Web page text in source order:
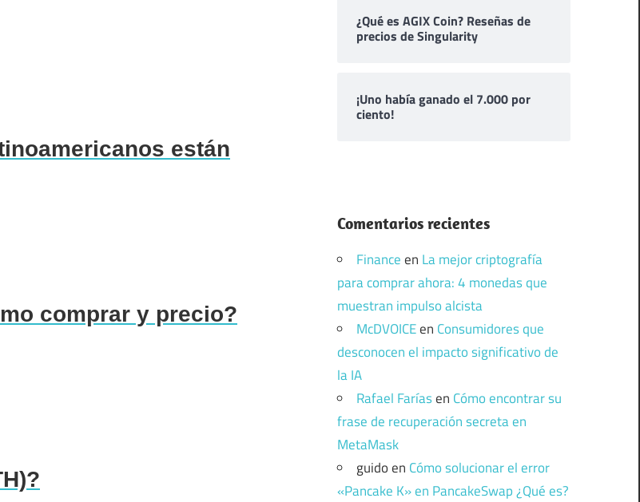
están
comprar y precio?
¿Qué es AGIX Coin? Reseñas de
precios de Singularity
¡Uno había ganado el 7.000 por
ciento!
Comentarios recientes
Financeen La mejor criptografía
para comprar ahora: 4 monedas que
muestran impulso alcista
McDVOICEen Consumidores que
desconocen el impacto significativo de
la IA
Rafael Faríasen Cómo encontrar su
frase de recuperación secreta en
MetaMask
guidoen Cómo solucionar el error
«Pancake K» en PancakeSwap ¿Qué es?